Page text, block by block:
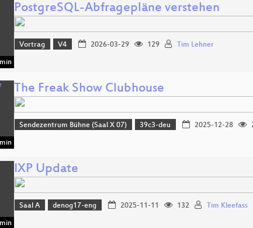
PostgreSQL-Abfragepläne verstehen
Vortrag V4 2026-03-29 129 Tim Lehner
The Freak Show Clubhouse
Sendezentrum Bühne (Saal X 07) 39c3-deu 2025-12-28
IXP Update
Saal A denog17-eng 2025-11-11 132 Tim Kleefass